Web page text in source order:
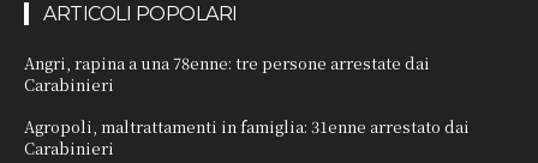
ARTICOLI POPOLARI
Angri, rapina a una 78enne: tre persone arrestate dai
Carabinieri
Agropoli, maltrattamenti in famiglia: 31enne arrestato dai
Carabinieri